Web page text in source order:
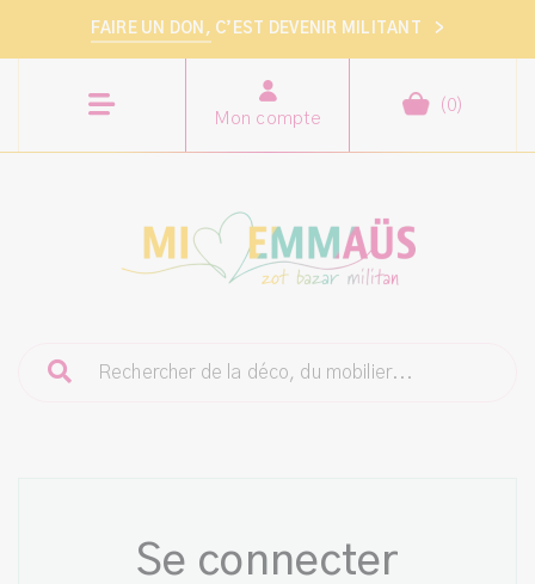
FAIRE UN DON, C’EST DEVENIR MILITANT >
Mon compte
( 0)
Se connecter